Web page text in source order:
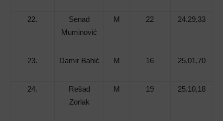
22.
Senad
Muminović
M 22 24.29,33
23. Damir Bahić M 16 25.01,70
24.
Rešad
Zorlak
M 19 25.10,18